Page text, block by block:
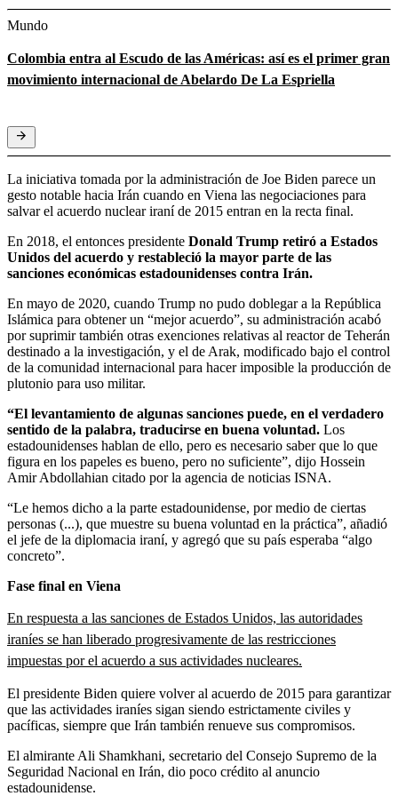
Mundo
Colombia entra al Escudo de las Américas: así es el primer gran
movimiento internacional de Abelardo De La Espriella
La iniciativa tomada por la administración de Joe Biden parece un
gesto notable hacia Irán cuando en Viena las negociaciones para
salvar el acuerdo nuclear iraní de 2015 entran en la recta final.
En 2018, el entonces presidente Donald Trump retiró a Estados
Unidos del acuerdo y restableció la mayor parte de las
sanciones económicas estadounidenses contra Irán.
En mayo de 2020, cuando Trump no pudo doblegar a la República
Islámica para obtener un “mejor acuerdo”, su administración acabó
por suprimir también otras exenciones relativas al reactor de Teherán
destinado a la investigación, y el de Arak, modificado bajo el control
de la comunidad internacional para hacer imposible la producción de
plutonio para uso militar.
“El levantamiento de algunas sanciones puede, en el verdadero
sentido de la palabra, traducirse en buena voluntad. Los
estadounidenses hablan de ello, pero es necesario saber que lo que
figura en los papeles es bueno, pero no suficiente”, dijo Hossein
Amir Abdollahian citado por la agencia de noticias ISNA.
“Le hemos dicho a la parte estadounidense, por medio de ciertas
personas (...), que muestre su buena voluntad en la práctica”, añadió
el jefe de la diplomacia iraní, y agregó que su país esperaba “algo
concreto”.
Fase final en Viena
En respuesta a las sanciones de Estados Unidos, las autoridades
iraníes se han liberado progresivamente de las restricciones
impuestas por el acuerdo a sus actividades nucleares.
El presidente Biden quiere volver al acuerdo de 2015 para garantizar
que las actividades iraníes sigan siendo estrictamente civiles y
pacíficas, siempre que Irán también renueve sus compromisos.
El almirante Ali Shamkhani, secretario del Consejo Supremo de la
Seguridad Nacional en Irán, dio poco crédito al anuncio
estadounidense.